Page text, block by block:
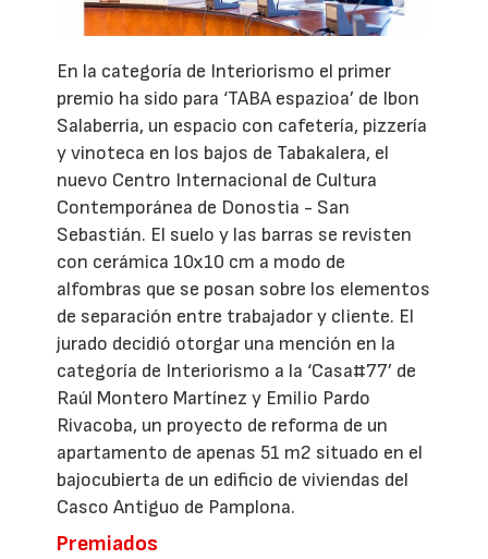
En la categoría de Interiorismo el primer
premio ha sido para ‘TABA espazioa’ de Ibon
Salaberria, un espacio con cafetería, pizzería
y vinoteca en los bajos de Tabakalera, el
nuevo Centro Internacional de Cultura
Contemporánea de Donostia - San
Sebastián. El suelo y las barras se revisten
con cerámica 10x10 cm a modo de
alfombras que se posan sobre los elementos
de separación entre trabajador y cliente. El
jurado decidió otorgar una mención en la
categoría de Interiorismo a la ‘Casa#77’ de
Raúl Montero Martínez y Emilio Pardo
Rivacoba, un proyecto de reforma de un
apartamento de apenas 51 m2 situado en el
bajocubierta de un edificio de viviendas del
Casco Antiguo de Pamplona.
Premiados